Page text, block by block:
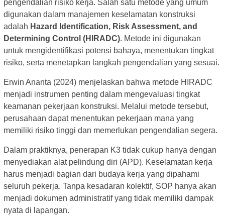
pengendalian risiko kerja. Salah satu metode yang umum
digunakan dalam manajemen keselamatan konstruksi
adalah Hazard Identification, Risk Assessment, and
Determining Control (HIRADC). Metode ini digunakan
untuk mengidentifikasi potensi bahaya, menentukan tingkat
risiko, serta menetapkan langkah pengendalian yang sesuai.
Erwin Ananta (2024) menjelaskan bahwa metode HIRADC
menjadi instrumen penting dalam mengevaluasi tingkat
keamanan pekerjaan konstruksi. Melalui metode tersebut,
perusahaan dapat menentukan pekerjaan mana yang
memiliki risiko tinggi dan memerlukan pengendalian segera.
Dalam praktiknya, penerapan K3 tidak cukup hanya dengan
menyediakan alat pelindung diri (APD). Keselamatan kerja
harus menjadi bagian dari budaya kerja yang dipahami
seluruh pekerja. Tanpa kesadaran kolektif, SOP hanya akan
menjadi dokumen administratif yang tidak memiliki dampak
nyata di lapangan.